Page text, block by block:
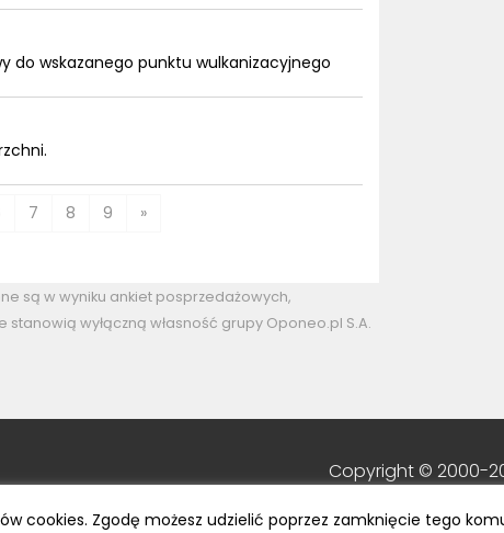
do wskazanego punktu wulkanizacyjnego
7 8 9 »
są w wyniku ankiet posprzedażowych,
wyłączną własność grupy Oponeo.pl S.A.
Copyright © 2000-
cookies. Zgodę możesz udzielić poprzez zamknięcie tego